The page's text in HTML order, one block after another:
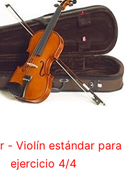
- Violín estándar para
ejercicio 4/4